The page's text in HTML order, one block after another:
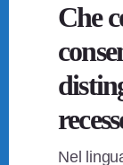
Che
Nel